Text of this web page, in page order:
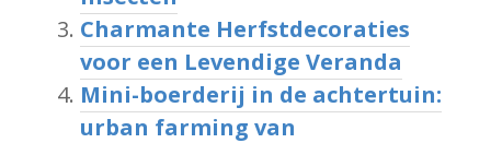
Charmante Herfstdecoraties
voor een Levendige Veranda
Mini-boerderij in de achtertuin:
urban farming van